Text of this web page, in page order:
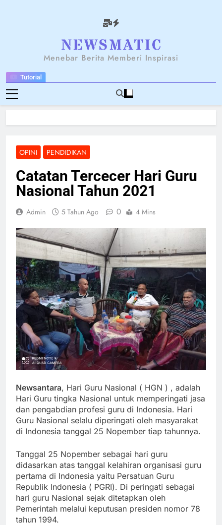
Tutorial
NEWSANTARA
Menebar Berita Memberi Inspirasi
OPINI PENDIDIKAN
Catatan Tercecer Hari Guru
Nasional Tahun 2021
Admin 5 Tahun Ago 0 4 Mins
Newsantara, Hari Guru Nasional ( HGN ) , adalah
Hari Guru tingka Nasional untuk memperingati jasa
dan pengabdian profesi guru di Indonesia. Hari
Guru Nasional selalu diperingati oleh masyarakat
di Indonesia tanggal 25 Nopember tiap tahunnya.
Tanggal 25 Nopember sebagai hari guru
didasarkan atas tanggal kelahiran organisasi guru
pertama di Indonesia yaitu Persatuan Guru
Republik Indonesia ( PGRI). Di peringati sebagai
hari guru Nasional sejak ditetapkan oleh
Pemerintah melalui keputusan presiden nomor 78
tahun 1994.